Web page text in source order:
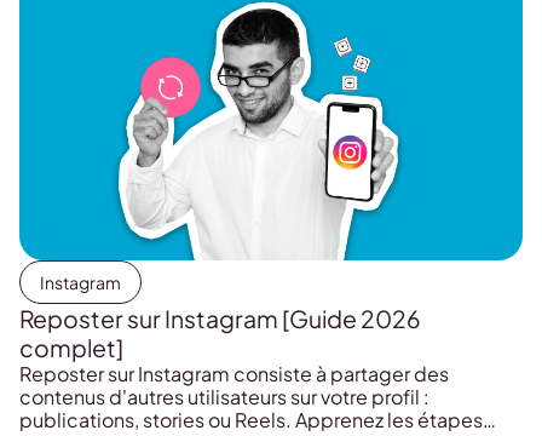
Instagram
Reposter sur Instagram [Guide 2026
complet]
Reposter sur Instagram consiste à partager des
contenus d'autres utilisateurs sur votre profil :
publications, stories ou Reels. Apprenez les étapes